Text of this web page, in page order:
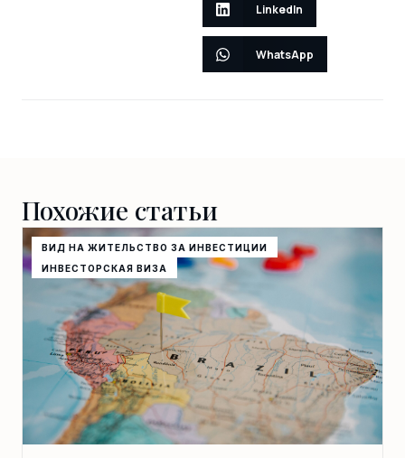
LinkedIn
WhatsApp
Похожие статьи
ВИД НА ЖИТЕЛЬСТВО ЗА ИНВЕСТИЦИИ
ИНВЕСТОРСКАЯ ВИЗА